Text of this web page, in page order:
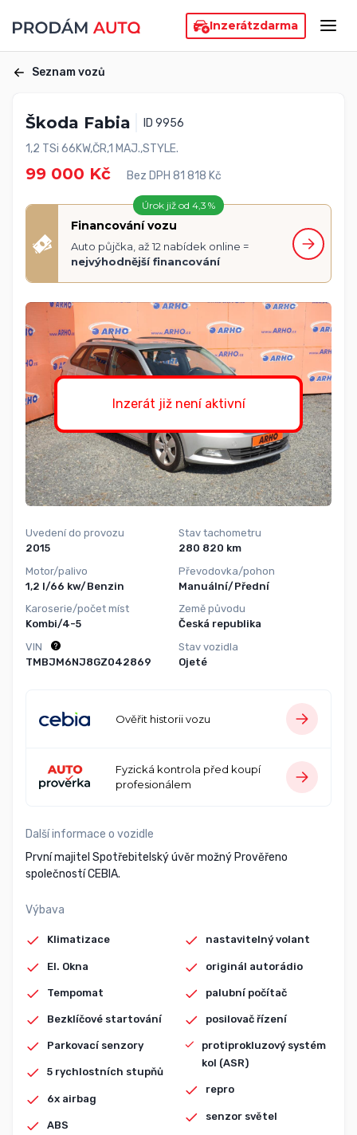
Inzerátzdarma
Seznam vozů
Škoda Fabia
ID 9956
1,2 TSi 66KW,ČR,1 MAJ.,STYLE.
99 000 Kč Bez DPH 81 818 Kč
Úrok již od 4,3 %
Financování vozu
Auto půjčka, až 12 nabídek online =
nejvýhodnější financování
Inzerát již není aktivní
Uvedení do provozu
2015
Motor/palivo
1,2 l/66 kw/Benzin
Karoserie/počet míst
Kombi/4-5
Stav tachometru
280 820 km
Převodovka/pohon
Manuální/Přední
Země původu
Česká republika
VIN
TMBJM6NJ8GZ042869
Stav vozidla
Ojeté
Ověřit historii vozu
Fyzická kontrola před koupí
profesionálem
Další informace o vozidle
První majitel Spotřebitelský úvěr možný Prověřeno
společností CEBIA.
Výbava
Klimatizace
El. Okna
Tempomat
Bezklíčové startování
Parkovací senzory
5 rychlostních stupňů
6x airbag
ABS
nastavitelný volant
originál autorádio
palubní počítač
posilovač řízení
protiprokluzový systém
kol (ASR)
repro
senzor světel